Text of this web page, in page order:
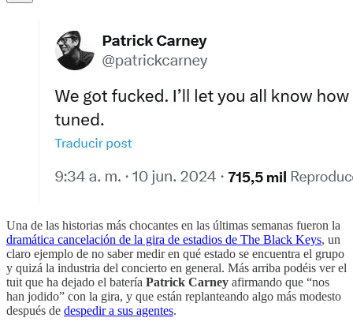
Una de las historias más chocantes en las últimas semanas fueron la
dramática cancelación de la gira de estadios de The Black Keys, un
claro ejemplo de no saber medir en qué estado se encuentra el grupo
y quizá la industria del concierto en general. Más arriba podéis ver el
tuit que ha dejado el batería Patrick Carney afirmando que “nos
han jodido” con la gira, y que están replanteando algo más modesto
después de despedir a sus agentes.